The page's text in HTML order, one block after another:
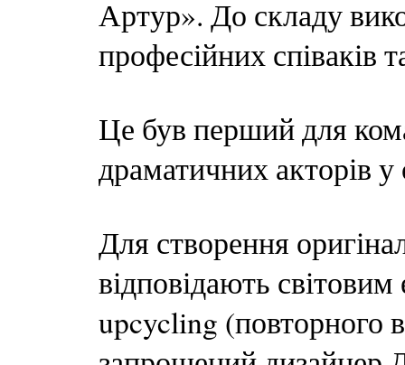
Артур». До складу
професійних співаків
Це був перший для
драматичних акторів у
Для створення
відповідають
upcycling (повторного